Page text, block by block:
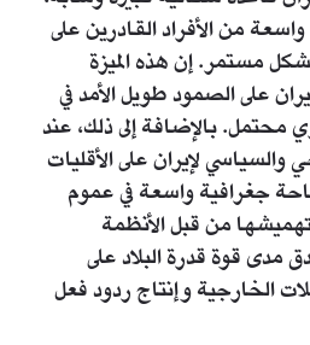
من الأفراد القادرين على
مستمر. إن هذه الميزة
على الصمود طويل الأمد في
بالإضافة إلى ذلك، عند
والسياسي لإيران على الأقليات
جغرافية واسعة في عموم
من قبل الأنظمة
مدى قوة قدرة البلاد على
الخارجية وإنتاج ردود فعل